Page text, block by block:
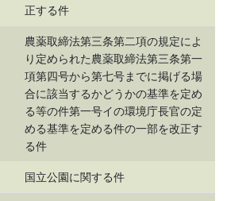
正する件
農薬取締法第三条第二項の規定によ
り定められた農薬取締法第三条第一
項第四号から第七号までに掲げる場
合に該当するかどうかの基準を定め
る等の件第一号イの環境庁長官の定
める基準を定める件の一部を改正す
る件
国立公園に関する件